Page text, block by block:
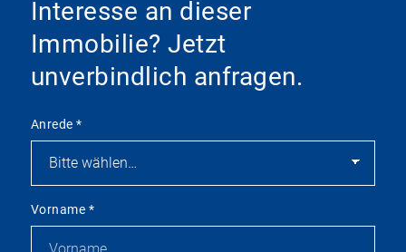
Interesse an dieser
Immobilie? Jetzt
unverbindlich anfragen.
Anrede*
Vorname *